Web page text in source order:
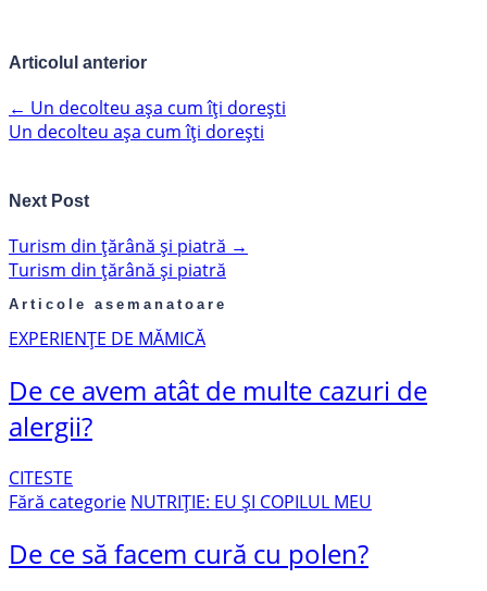
Articolul anterior
← Un decolteu așa cum îți dorești
Un decolteu așa cum îți dorești
Next Post
Turism din țărână și piatră →
Turism din țărână și piatră
Articole asemanatoare
EXPERIENȚE DE MĂMICĂ
De ce avem atât de multe cazuri de
alergii?
CITESTE
Fără categorie NUTRIȚIE: EU ȘI COPILUL MEU
De ce să facem cură cu polen?